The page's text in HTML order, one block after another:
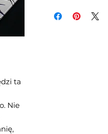
ta
Nie